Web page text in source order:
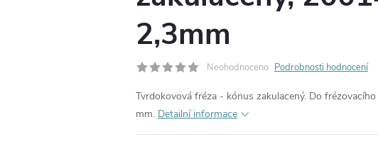
2,3mm
Neohodnoceno Podrobnosti hodnocení
Tvrdokovová fréza - kónus zakulacený. Do
mm. Detailní informace